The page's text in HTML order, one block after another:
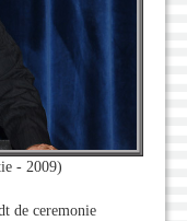
- 2009)
de ceremonie